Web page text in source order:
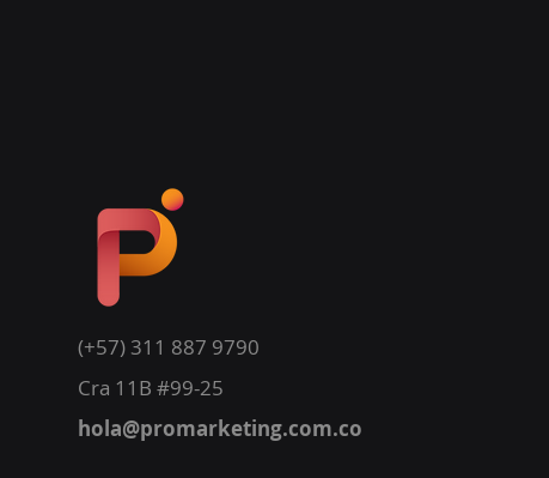
(+57) 311 887 9790
Cra 11B #99-25
hola@promarketing.com.co